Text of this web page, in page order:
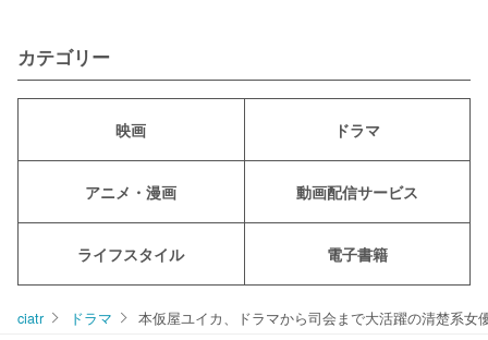
カテゴリー
映画 ドラマ
アニメ・漫画 動画配信サービス
ライフスタイル 電子書籍
ciatr ドラマ 本仮屋ユイカ、ドラマから司会まで大活躍の清楚系女